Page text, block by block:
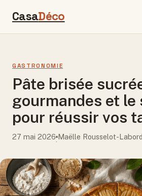
CasaDéco
GASTRONOMIE
Pâte brisée
gourmandes et le
pour réussir vos
27 mai 2026
·
Maëlle Rousselot-